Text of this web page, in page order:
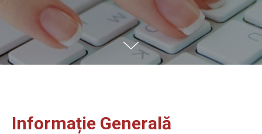
Informație Generală